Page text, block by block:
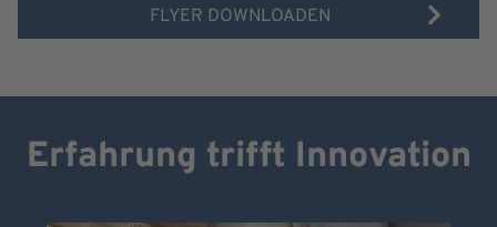
FLYER DOWNLOADEN
Erfahrung trifft Innovation